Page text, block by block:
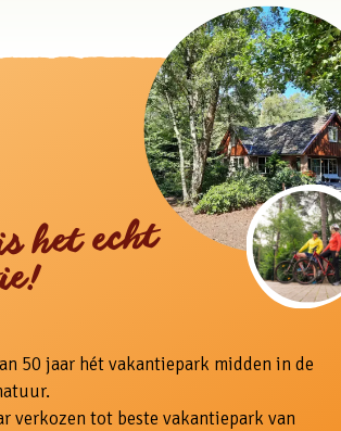
het echt
50 jaar hét vakantiepark midden in de
verkozen tot beste vakantiepark van